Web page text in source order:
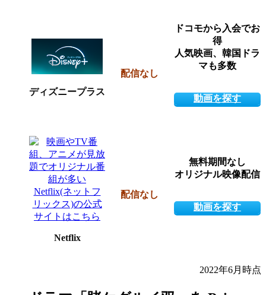
ディズニープラス
配信なし
ドコモから入会でお
得
人気映画、韓国ドラ
マも多数
動画を探す
Netflix
配信なし
無料期間なし
オリジナル映像配信
動画を探す
2022年6月時点